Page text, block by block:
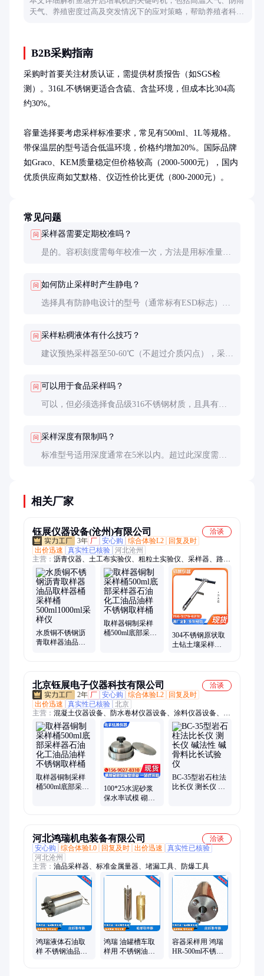
天气、养殖密度过高及突发情况下的应对策略，帮助养殖者科学
B2B采购指南
采购时首要关注材质认证，需提供材质报告（如SGS检
测）。316L不锈钢更适合含硫、含盐环境，但成本比304高
约30%。
容量选择要考虑采样标准要求，常见有500ml、1L等规格。
带保温层的型号适合低温环境，价格约增加20%。国际品牌
如Graco、KEM质量稳定但价格较高（2000-5000元），国内
优质供应商如艾默格、仪迈性价比更优（800-2000元）。
常见问题
问 采样器需要定期校准吗？
是的。容积刻度需每年校准一次，方法是用标准量筒
问 如何防止采样时产生静电？
选择具有防静电设计的型号（通常标有ESD标志），
问 采样粘稠液体有什么技巧？
建议预热采样器至50-60℃（不超过介质闪点），采
问 可以用于食品采样吗？
可以，但必须选择食品级316不锈钢材质，且具有
问 采样深度有限制吗？
标准型号适用深度通常在5米以内。超过此深度需要
相关厂家
钰展仪器设备(沧州)有限公司
洽谈
3年 厂 安心购 综合体验L2
回复及时
出价迅速
真实性已核验 河北沧州
主营： 沥青仪器、土工布实验仪、粗粒土实验仪、采样器、路强
仪、固结仪、鼓风干燥箱、砂浆抗渗仪、水泥检测仪、压力试验
机、抗折抗压一体机、管材检测仪、防水卷材检测仪、门窗性能
检测、保温性能检测、搅拌机、标准养护室、养护箱、恒温溢流
水箱、振实台、实验夹具、实验室仪器、胀破强度试验
水质铜不锈钢沥
青取样器油品取
取样器铜制采样
桶500ml底部采样
304不锈钢原状取
土钻土壤采样器
北京钰展电子仪器科技有限公司
洽谈
2年 厂 安心购 综合体验L2
回复及时
出价迅速
真实性已核验 北京
主营： 混凝土仪器设备、防水卷材仪器设备、涂料仪器设备、采
样器、沥青仪器设备、岩石仪器设备、管材仪器设备、集料仪器
设备、保温材料仪器设备、砖瓦仪器设备、钢筋仪器设备、人造
板仪器设备、石膏仪器设备、砂浆仪器设备、密封胶仪器设备、
土工仪器设备、水泥仪器设备、试验夹具、交通安全仪器设备
取样器铜制采样
桶500ml底部采样
100*25水泥砂浆
保水率试模 砌筑
BC-35型岩石柱法
比长仪 测长仪 碱
河北鸿瑞机电装备有限公司
洽谈
安心购
综合体验L0 回复及时 出价迅速
真实性已核验
河北沧州
主营： 油品采样器、标准金属量器、堵漏工具、防爆工具
鸿瑞液体石油取
样 不锈钢油品采
鸿瑞 油罐槽车取
样用 不锈钢油品
容器采样用 鸿瑞
HR-500ml不锈钢